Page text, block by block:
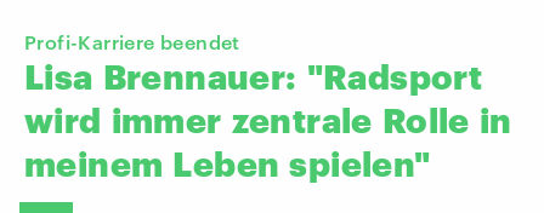
Profi-Karriere beendet
Lisa Brennauer: "Radsport
wird immer zentrale Rolle in
meinem Leben spielen"